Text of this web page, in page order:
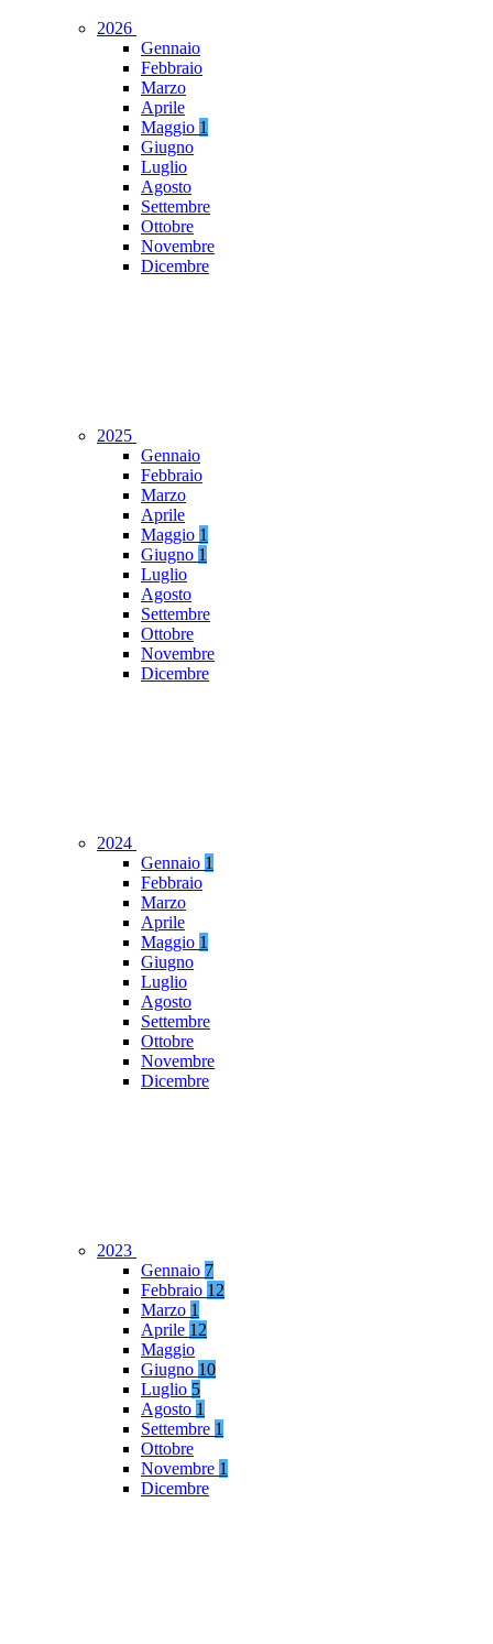
2026
Gennaio
Febbraio
Marzo
Aprile
Maggio 1
Giugno
Luglio
Agosto
Settembre
Ottobre
Novembre
Dicembre
2025
Gennaio
Febbraio
Marzo
Aprile
Maggio 1
Giugno 1
Luglio
Agosto
Settembre
Ottobre
Novembre
Dicembre
2024
Gennaio 1
Febbraio
Marzo
Aprile
Maggio 1
Giugno
Luglio
Agosto
Settembre
Ottobre
Novembre
Dicembre
2023
Gennaio 7
Febbraio 12
Marzo 1
Aprile 12
Maggio
Giugno 10
Luglio 5
Agosto 1
Settembre 1
Ottobre
Novembre 1
Dicembre